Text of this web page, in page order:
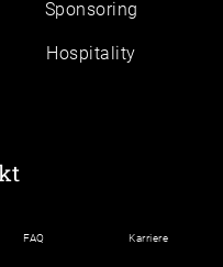
Sponsoring
Hospitality
FAQ Karriere